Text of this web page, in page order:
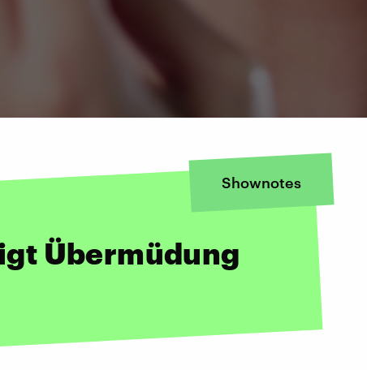
Shownotes
Übermüdung